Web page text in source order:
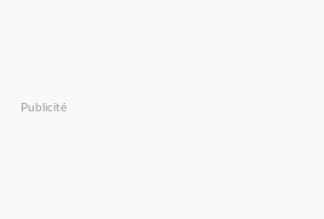
Publicité